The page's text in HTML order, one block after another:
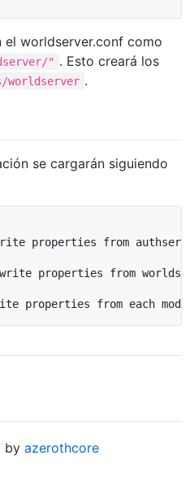
el worldserver.conf como
" . Esto creará los
worldserver .
se cargarán siguiendo
properties from
properties from
by azerothcore